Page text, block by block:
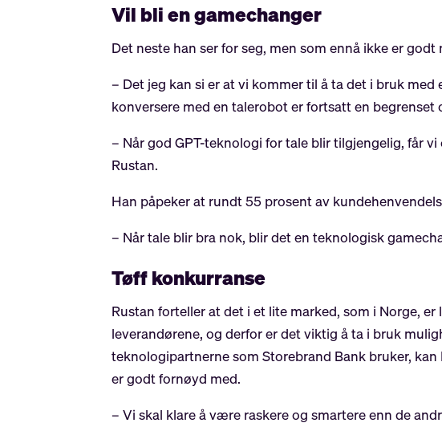
Vil bli en gamechanger
Det neste han ser for seg, men som ennå ikke er
– Det jeg kan si er at vi kommer til å ta det i bruk
konversere med en talerobot er fortsatt en begrenset
– Når god GPT-teknologi for tale blir tilgjengelig, får
Rustan.
Han påpeker at rundt 55 prosent av
– Når tale blir bra nok, blir det en teknologisk
Tøff konkurranse
Rustan forteller at det i et lite marked, som i Norge,
leverandørene, og derfor er det viktig å ta i bruk
teknologipartnerne som Storebrand Bank bruker,
er godt fornøyd med.
– Vi skal klare å være raskere og smartere enn de